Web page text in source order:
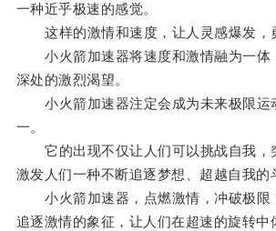
一种近乎极速的感觉。
这样的激情和速度，让人灵感爆发，
小火箭加速器将速度和激情融为一体
深处的激烈渴望。
小火箭加速器注定会成为未来极限运
一。
它的出现不仅让人们可以挑战自我，
激发人们一种不断追逐梦想、超越自我的
小火箭加速器，点燃激情，冲破极限
追逐激情的象征，让人们在超速的旋转中